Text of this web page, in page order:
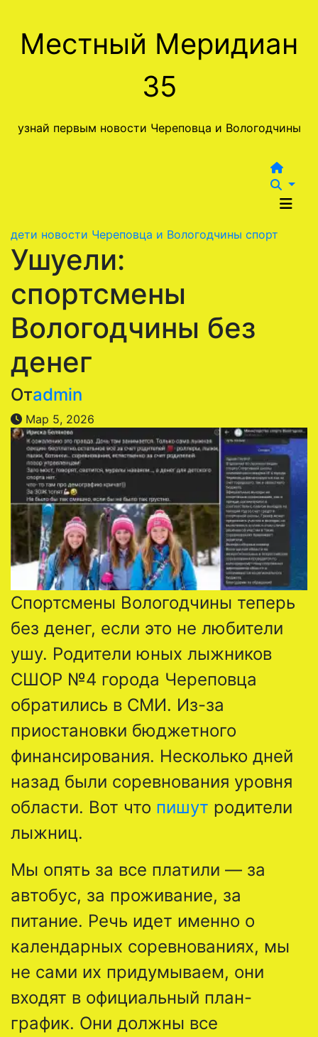
содержимому
Местный Меридиан
35
узнай первым новости Череповца и Вологодчины
дети новости Череповца и Вологодчины спорт
Ушуели:
спортсмены
Вологодчины без
денег
Отadmin
Мар 5, 2026
Спортсмены Вологодчины теперь
без денег, если это не любители
ушу. Родители юных лыжников
СШОР №4 города Череповца
обратились в СМИ. Из-за
приостановки бюджетного
финансирования. Несколько дней
назад были соревнования уровня
области. Вот что пишут родители
лыжниц.
Мы опять за все платили — за
автобус, за проживание, за
питание. Речь идет именно о
календарных соревнованиях, мы
не сами их придумываем, они
входят в официальный план-
график. Они должны все